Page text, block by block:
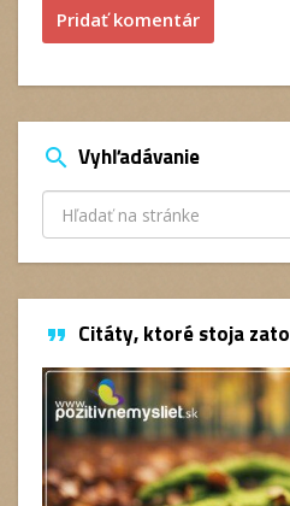
Pridať komentár
search Vyhľadávanie
format_quote Citáty, ktoré stoja zato